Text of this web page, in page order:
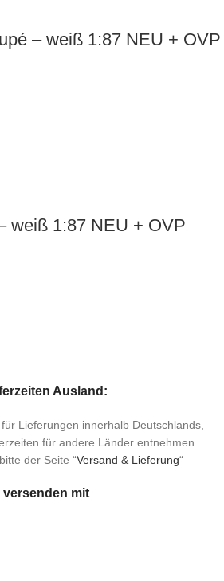
– weiß 1:87 NEU + OVP
weiß 1:87 NEU + OVP
Ausland:
Lieferungen innerhalb Deutschlands,
für andere Länder entnehmen
der Seite “Versand & Lieferung“
versenden mit